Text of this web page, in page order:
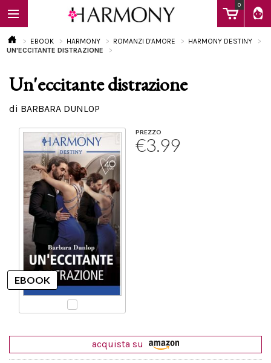
0
EBOOK
Calendario
EBOOK HARMONY ROMANZI D'AMORE
HARMONY DESTINY
UN'ECCITANTE DISTRAZIONE
Un'eccitante distrazione
di BARBARA DUNLOP
PREZZO
€3.99
acquista su